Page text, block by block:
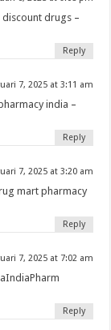
discount drugs –
Reply
7, 2025 at 3:11 am
india –
Reply
7, 2025 at 3:20 am
mart pharmacy
Reply
7, 2025 at 7:02 am
Reply